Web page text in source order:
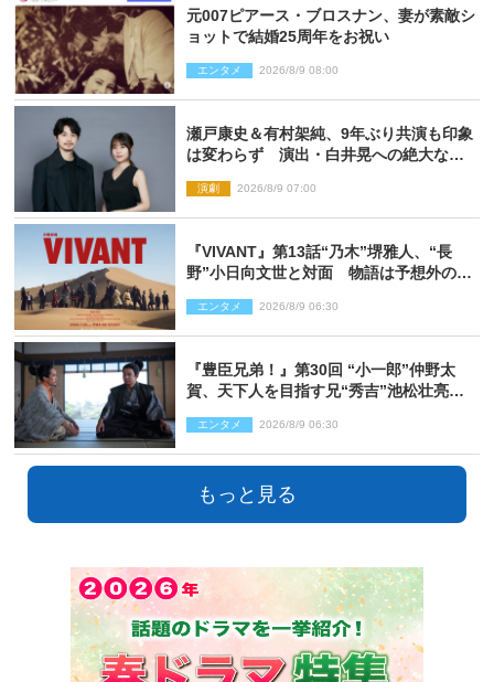
元007ピアース・ブロスナン、妻が素敵シ
ョットで結婚25周年をお祝い
エンタメ 2026/8/9 08:00
瀬戸康史＆有村架純、9年ぶり共演も印象
は変わらず 演出・白井晃への絶大なる
演劇 2026/8/9 07:00
『VIVANT』第13話“乃木”堺雅人、“長
野”小日向文世と対面 物語は予想外の展
エンタメ 2026/8/9 06:30
『豊臣兄弟！』第30回 “小一郎”仲野太
賀、天下人を目指す兄“秀吉”池松壮亮
エンタメ 2026/8/9 06:30
もっと見る